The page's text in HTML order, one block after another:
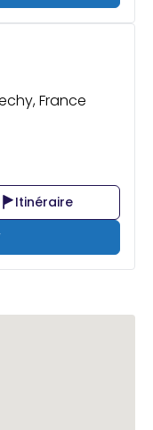
France
Itinéraire